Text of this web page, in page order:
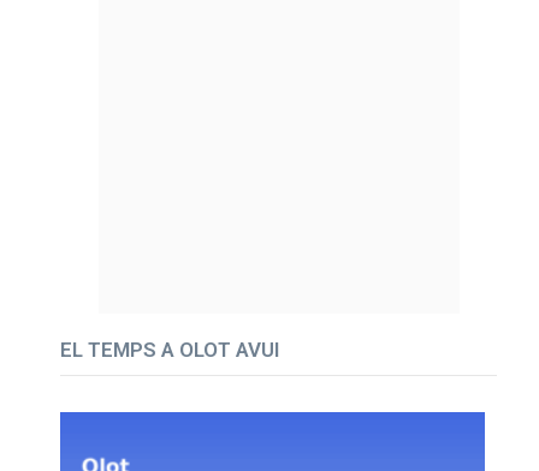
EL TEMPS A OLOT AVUI